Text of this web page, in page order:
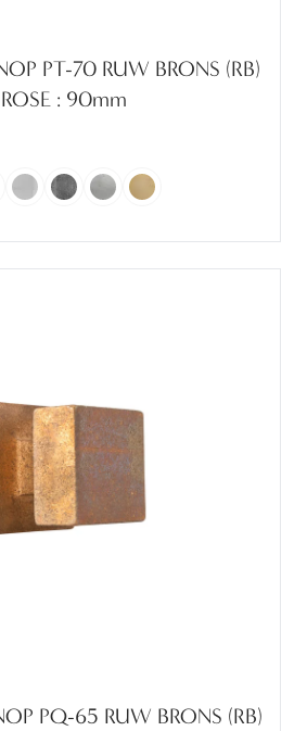
PT-70 RUW BRONS (RB)
ROSE : 90mm
PQ-65 RUW BRONS (RB)